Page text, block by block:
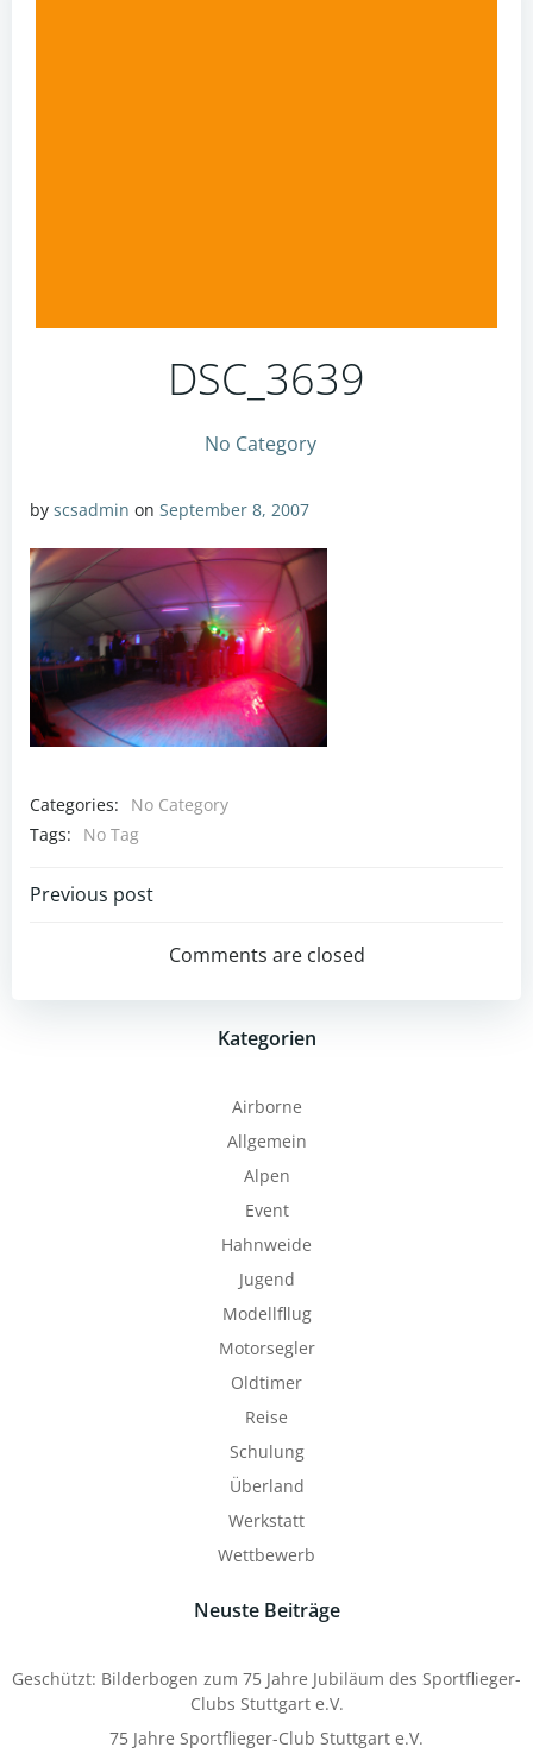
DSC_3639
No Category
by scsadmin on September 8, 2007
Categories:
No Category
Tags:
No Tag
Post
navigation
Previous post
Comments are closed
Kategorien
Airborne
Allgemein
Alpen
Event
Hahnweide
Jugend
Modellfllug
Motorsegler
Oldtimer
Reise
Schulung
Überland
Werkstatt
Wettbewerb
Neuste Beiträge
Geschützt: Bilderbogen zum 75 Jahre Jubiläum des Sportflieger-
Clubs Stuttgart e.V.
75 Jahre Sportflieger-Club Stuttgart e.V.